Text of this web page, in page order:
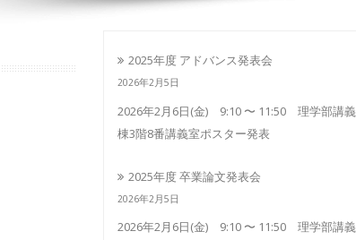
2025年度 アドバンス発表会
2026年2月5日
2026年2月6日(金) 9:10 〜 11:50 理学部講義
棟3階8番講義室ポスター発表
2025年度 卒業論文発表会
2026年2月5日
2026年2月6日(金) 9:10 〜 11:50 理学部講義